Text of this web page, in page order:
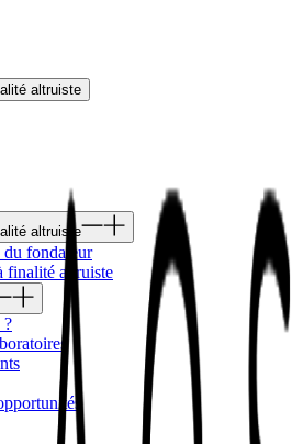
altruiste
altruiste
fondateur
finalité altruiste
?